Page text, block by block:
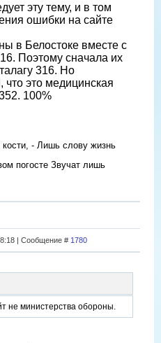
эту тему, и в том
ошибки на сайте
в Белостоке вместе с
Поэтому сначала их
316. Но
что это медицинская
100%
- Лишь слову жизнь
погосте Звучат лишь
| Сообщение # 1780
не министерства обороны.